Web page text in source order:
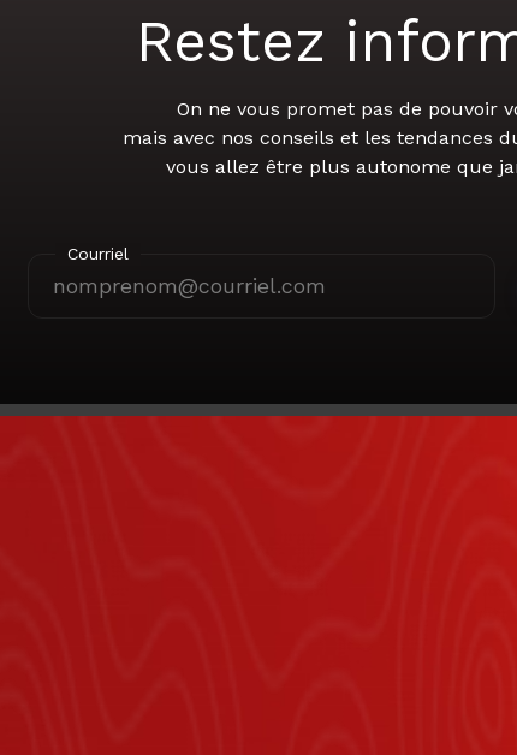
Restez
On ne vous promet pas de pouvoir
mais avec nos conseils et les tendances
vous allez être plus autonome que
Courriel